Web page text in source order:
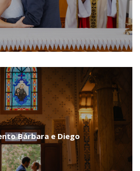
Bárbara e Diego